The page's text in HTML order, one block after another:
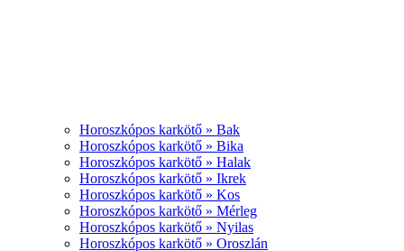
Horoszkópos karkötő » Bak
Horoszkópos karkötő » Bika
Horoszkópos karkötő » Halak
Horoszkópos karkötő » Ikrek
Horoszkópos karkötő » Kos
Horoszkópos karkötő » Mérleg
Horoszkópos karkötő » Nyilas
Horoszkópos karkötő » Oroszlán